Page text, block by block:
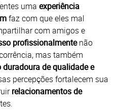
uma experiência
faz com que eles mal
com amigos e
profissionalmentenão
mas também
duradoura de qualidade e
percepções fortalecem sua
relacionamentos de